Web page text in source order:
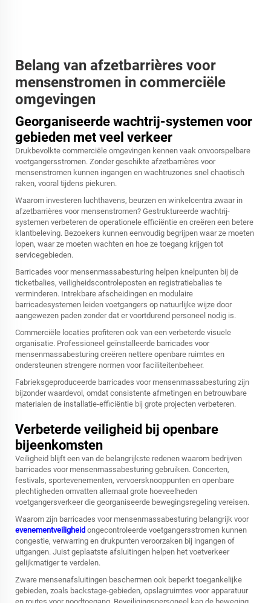
Belang van afzetbarrières voor
mensenstromen in commerciële
omgevingen
Georganiseerde wachtrij-systemen voor
gebieden met veel verkeer
Drukbevolkte commerciële omgevingen kennen vaak onvoorspelbare
voetgangersstromen. Zonder geschikte afzetbarrières voor
mensenstromen kunnen ingangen en wachtruzones snel chaotisch
raken, vooral tijdens piekuren.
Waarom investeren luchthavens, beurzen en winkelcentra zwaar in
afzetbarrières voor mensenstromen? Gestruktureerde wachtrij-
systemen verbeteren de operationele efficiëntie en creëren een betere
klantbeleving. Bezoekers kunnen eenvoudig begrijpen waar ze moeten
lopen, waar ze moeten wachten en hoe ze toegang krijgen tot
servicegebieden.
Barricades voor mensenmassabesturing helpen knelpunten bij de
ticketbalies, veiligheidscontroleposten en registratiebalies te
verminderen. Intrekbare afscheidingen en modulaire
barricadesystemen leiden voetgangers op natuurlijke wijze door
aangewezen paden zonder dat er voortdurend personeel nodig is.
Commerciële locaties profiteren ook van een verbeterde visuele
organisatie. Professioneel geïnstalleerde barricades voor
mensenmassabesturing creëren nettere openbare ruimtes en
ondersteunen strengere normen voor faciliteitenbeheer.
Fabrieksgeproduceerde barricades voor mensenmassabesturing zijn
bijzonder waardevol, omdat consistente afmetingen en betrouwbare
materialen de installatie-efficiëntie bij grote projecten verbeteren.
Verbeterde veiligheid bij openbare
bijeenkomsten
Veiligheid blijft een van de belangrijkste redenen waarom bedrijven
barricades voor mensenmassabesturing gebruiken. Concerten,
festivals, sportevenementen, vervoersknooppunten en openbare
plechtigheden omvatten allemaal grote hoeveelheden
voetgangersverkeer die georganiseerde bewegingsregeling vereisen.
Waarom zijn barricades voor mensenmassabesturing belangrijk voor
evenementveiligheid ongecontroleerde voetgangersstromen kunnen
congestie, verwarring en drukpunten veroorzaken bij ingangen of
uitgangen. Juist geplaatste afsluitingen helpen het voetverkeer
gelijkmatiger te verdelen.
Zware mensenafsluitingen beschermen ook beperkt toegankelijke
gebieden, zoals backstage-gebieden, opslagruimtes voor apparatuur
en routes voor noodtoegang. Beveiligingspersoneel kan de beweging